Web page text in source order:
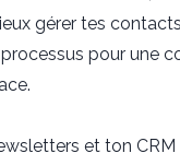
gérer tes
pour une
et ton CRM